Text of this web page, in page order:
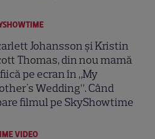
Johansson și Kristin
Thomas, din nou mamă
pe ecran în „My
Wedding”. Când
filmul pe SkyShowtime
VIDEO